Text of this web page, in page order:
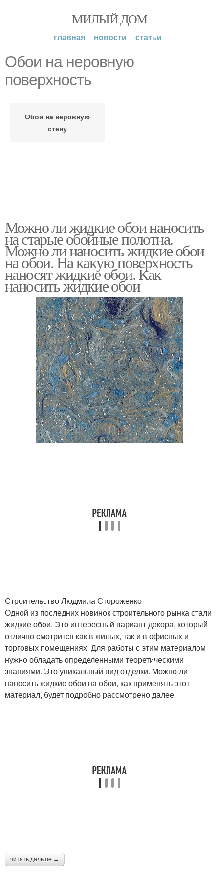
МИЛЫЙ ДОМ
главная новости статьи
Обои на неровную
поверхность
Обои на неровную
стену
Можно ли жидкие обои наносить
на старые обойные полотна.
Можно ли наносить жидкие обои
на обои. На какую поверхность
наносят жидкие обои. Как
наносить жидкие обои
Строительство Людмила Стороженко
Одной из последних новинок строительного рынка стали
жидкие обои. Это интересный вариант декора, который
отлично смотрится как в жилых, так и в офисных и
торговых помещениях. Для работы с этим материалом
нужно обладать определенными теоретическими
знаниями. Это уникальный вид отделки. Можно ли
наносить жидкие обои на обои, как применять этот
материал, будет подробно рассмотрено далее.
читать дальше →